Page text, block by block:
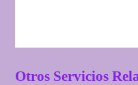
Otros Servicios